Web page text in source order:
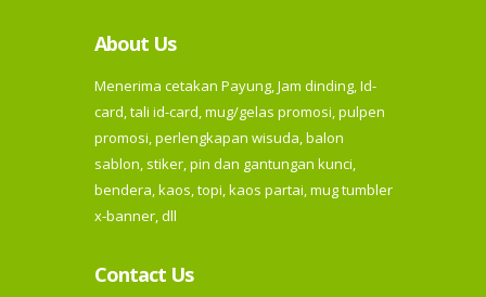
About Us
Menerima cetakan Payung, Jam dinding, Id-
card, tali id-card, mug/gelas promosi, pulpen
promosi, perlengkapan wisuda, balon
sablon, stiker, pin dan gantungan kunci,
bendera, kaos, topi, kaos partai, mug tumbler
x-banner, dll
Contact Us